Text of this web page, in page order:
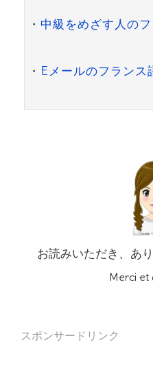
・ 中級をめざす人の
・ Eメールのフランス
お読みいただき、あ
Merci et
スポンサードリンク